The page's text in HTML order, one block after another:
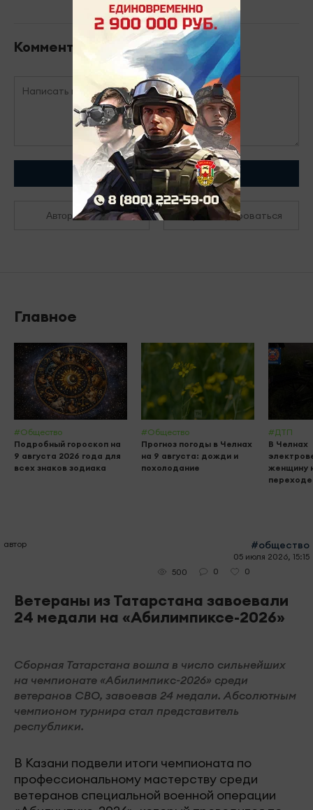
Комментарии
Отправить
Авторизоваться Зарегистрироваться
Главное
#Общество
Подробный гороскоп на
9 августа 2026 года для
всех знаков зодиака
#Общество
Прогноз погоды в Челнах
на 9 августа: дожди и
похолодание
#ДТП
В Челнах
женщину
переходе
автор #общество
05 июля 2026, 15:15
500
0 0
Ветераны из Татарстана завоевали
24 медали на «Абилимпиксе-2026»
Сборная Татарстана вошла в число сильнейших
на чемпионате «Абилимпикс-2026» среди
ветеранов СВО, завоевав 24 медали. Абсолютным
чемпионом турнира стал представитель
республики.
В Казани подвели итоги чемпионата по
профессиональному мастерству среди
ветеранов специальной военной операции